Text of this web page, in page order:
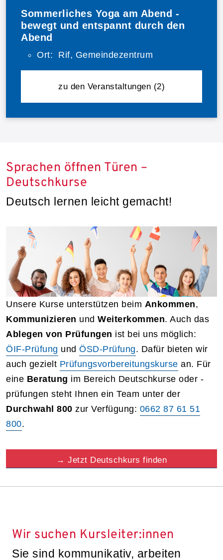
Sommerliches Yoga am Abend -
bewegt und entspannt durch den
Abend
Ort: Rif, Gemeindezentrum
zu den Veranstaltungen (2)
Sprachen öffnen Türen –
Deutschkurse
Deutsch lernen leicht gemacht!
Unsere Kurse unterstützen beim Ankommen,
Kommunizieren und Weiterkommen. Auch das
Ablegen von Prüfungen ist bei uns möglich:
ÖIF-Prüfung und ÖSD-Prüfung. Dafür bieten wir
auch gezielt Prüfungsvorbereitungskurse an. Für
eine Beratung im Bereich Deutschkurse oder -
prüfungen steht Ihnen ein Team unter der
Durchwahl 800 zur Verfügung: 0662 87 61 51
800.
→ Jetzt Deutschkurs finden
Wir suchen Kursleiter:innen
Sie sind kommunikativ, arbeiten